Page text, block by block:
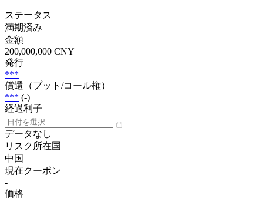
ステータス
満期済み
金額
200,000,000 CNY
発行
***
償還（プット/コール権）
*** (-)
経過利子
データなし
リスク所在国
中国
現在クーポン
-
価格